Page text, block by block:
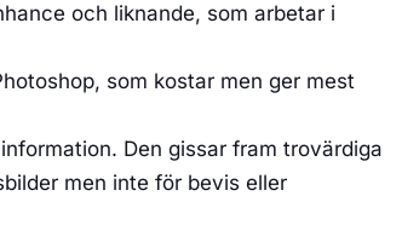
och liknande, som arbetar i
som kostar men ger mest
Den gissar fram trovärdiga
men inte för bevis eller